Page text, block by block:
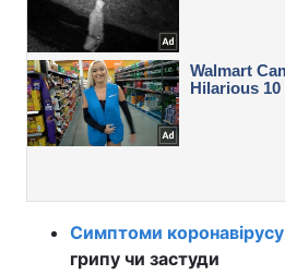
Симптоми коронавірусу
грипу чи застуди